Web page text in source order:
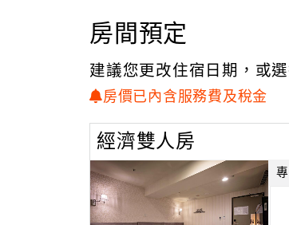
房間預定
建議您更改住宿日期，或
房價已內含服務費及稅金
經濟雙人房